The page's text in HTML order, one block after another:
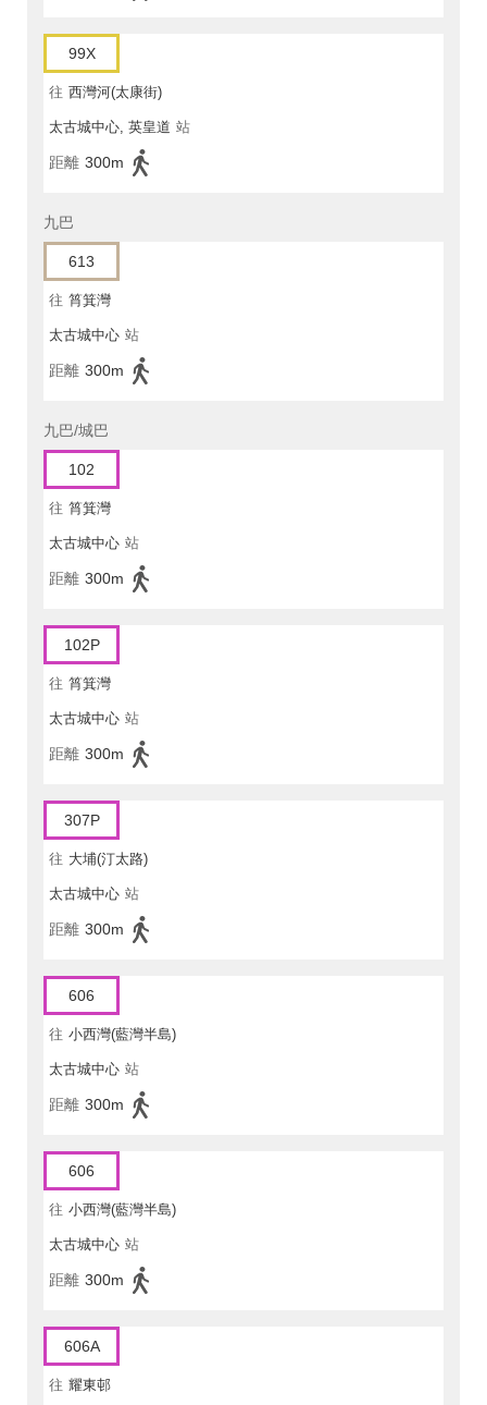
99X
往 西灣河(太康街)
太古城中心, 英皇道 站
距離 300m
九巴
613
往 筲箕灣
太古城中心 站
距離 300m
九巴/城巴
102
往 筲箕灣
太古城中心 站
距離 300m
102P
往 筲箕灣
太古城中心 站
距離 300m
307P
往 大埔(汀太路)
太古城中心 站
距離 300m
606
往 小西灣(藍灣半島)
太古城中心 站
距離 300m
606
往 小西灣(藍灣半島)
太古城中心 站
距離 300m
606A
往 耀東邨